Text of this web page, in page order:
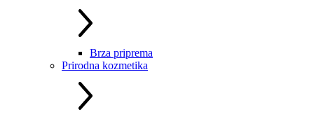
Brza priprema
Prirodna kozmetika